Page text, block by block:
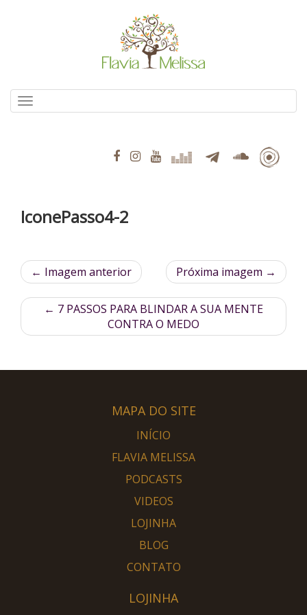
IconePasso4-2
← Imagem anterior Próxima imagem →
← 7 PASSOS PARA BLINDAR A SUA MENTE
CONTRA O MEDO
MAPA DO SITE
INÍCIO
FLAVIA MELISSA
PODCASTS
VIDEOS
LOJINHA
BLOG
CONTATO
LOJINHA